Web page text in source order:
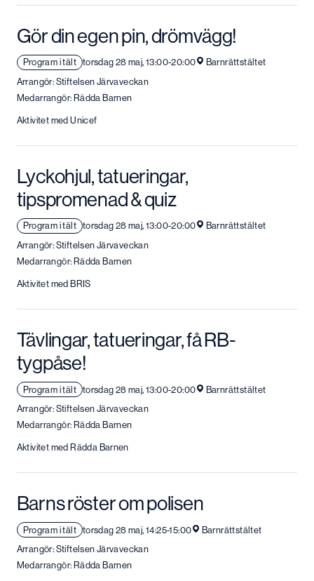
Gör din egen pin, drömvägg!
Program i tält torsdag 28 maj, 13:00-20:00
Barnrättstältet
Arrangör: Stiftelsen Järvaveckan
Medarrangör: Rädda Barnen
Aktivitet med Unicef
Lyckohjul, tatueringar,
tipspromenad & quiz
Program i tält torsdag 28 maj, 13:00-20:00
Barnrättstältet
Arrangör: Stiftelsen Järvaveckan
Medarrangör: Rädda Barnen
Aktivitet med BRIS
Tävlingar, tatueringar, få RB-
tygpåse!
Program i tält torsdag 28 maj, 13:00-20:00
Barnrättstältet
Arrangör: Stiftelsen Järvaveckan
Medarrangör: Rädda Barnen
Aktivitet med Rädda Barnen
Barns röster om polisen
Program i tält torsdag 28 maj, 14:25-15:00
Barnrättstältet
Arrangör: Stiftelsen Järvaveckan
Medarrangör: Rädda Barnen